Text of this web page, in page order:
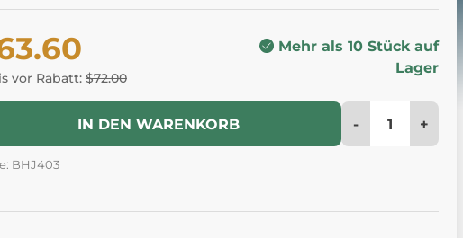
vor Rabatt: $72.00
Mehr als 10 Stück auf
Lager
IN DEN WARENKORB - +
BHJ403